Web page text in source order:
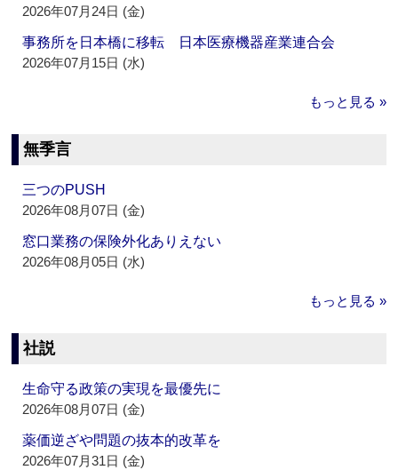
2026年07月24日 (金)
事務所を日本橋に移転 日本医療機器産業連合会
2026年07月15日 (水)
もっと見る »
無季言
三つのPUSH
2026年08月07日 (金)
窓口業務の保険外化ありえない
2026年08月05日 (水)
もっと見る »
社説
生命守る政策の実現を最優先に
2026年08月07日 (金)
薬価逆ざや問題の抜本的改革を
2026年07月31日 (金)